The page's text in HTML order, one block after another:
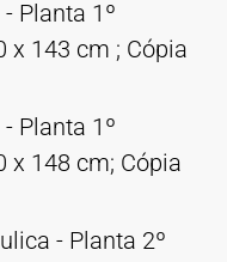
Planta 1º
x 143 cm ; Cópia
Planta 1º
x 148 cm; Cópia
- Planta 2º